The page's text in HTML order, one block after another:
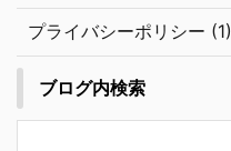
プライバシーポリシー (1)
ブログ内検索